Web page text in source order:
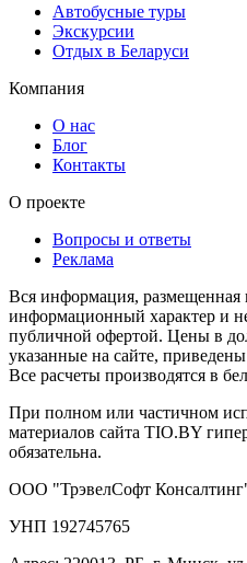
Автобусные туры
Экскурсии
Отдых в Беларуси
Компания
О нас
Блог
Контакты
О проекте
Вопросы и ответы
Реклама
Вся информация, размещенная
информационный характер и
публичной офертой. Цены в
указанные на сайте,
Все расчеты производятся в
При полном или частичном
материалов сайта TIO.BY
обязательна.
ООО "ТрэвелСофт
УНП 192745765